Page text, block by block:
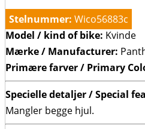
Stelnummer: Wico56883c
Model / kind of bike: Kvinde
Mærke / Manufacturer:
Primære farver / Primary
Specielle detaljer / Special
Mangler begge hjul.